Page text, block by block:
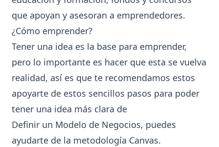
que apoyan y asesoran a emprendedores.
¿Cómo emprender?
Tener una idea es la base para emprender,
pero lo importante es hacer que esta se vuelva
realidad, así es que te recomendamos estos
apoyarte de estos sencillos pasos para poder
tener una idea más clara de
Definir un Modelo de Negocios, puedes
ayudarte de la metodología Canvas.